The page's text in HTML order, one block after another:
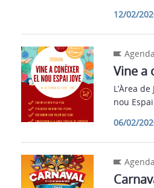
12/02/
Vine a
L’Àrea
nou
06/02/